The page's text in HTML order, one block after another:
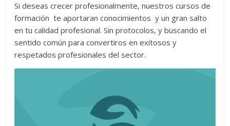
Si deseas crecer profesionalmente, nuestros cursos de
formación te aportaran conocimientos y un gran salto
en tu calidad profesional. Sin protocolos, y buscando el
sentido común para convertiros en exitosos y
respetados profesionales del sector.